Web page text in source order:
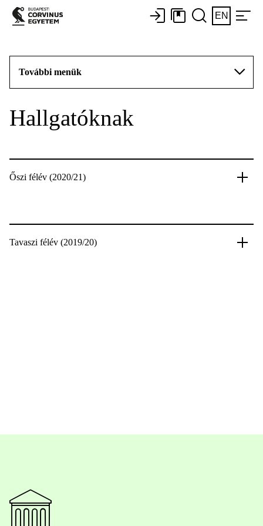
EN
További menük
Hallgatóknak
Őszi félév (2020/21)
Tavaszi félév (2019/20)